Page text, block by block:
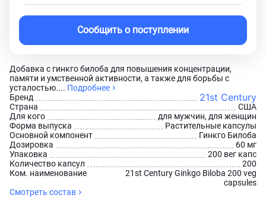
Добавка с гинкго билоба для повышения концентрации,
памяти и умственной активности, а также для борьбы с
усталостью.... Подробнее
Бренд
21st Century
Страна
США
Для кого
для мужчин, для женщин
Форма выпуска
Растительные капсулы
Основной компонент
Гинкго Билоба
Дозировка
60 мг
Упаковка
200 вег капс
Количество капсул
200
Ком. наименование
21st Century Ginkgo Biloba 200 veg
capsules
Смотреть состав
Сообщить о поступлении